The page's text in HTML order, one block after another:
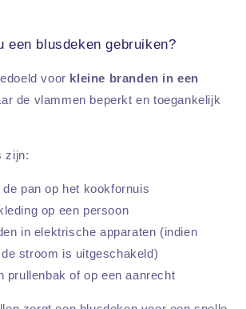
een blusdeken gebruiken?
voor kleine branden in een
de vlammen beperkt en toegankelijk
zijn:
pan op het kookfornuis
op een persoon
in elektrische apparaten (indien
stroom is uitgeschakeld)
prullenbak of op een aanrecht